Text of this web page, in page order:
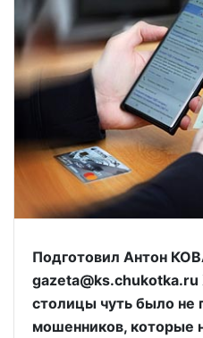
Подготовил Антон
столицы чуть было не
мошенников, которые